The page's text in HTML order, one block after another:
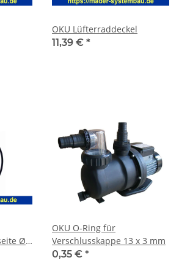
OKU Lüfterraddeckel
11,39 € *
Ø
OKU O-Ring für
Verschlusskappe 13 x 3 mm
0,35 € *